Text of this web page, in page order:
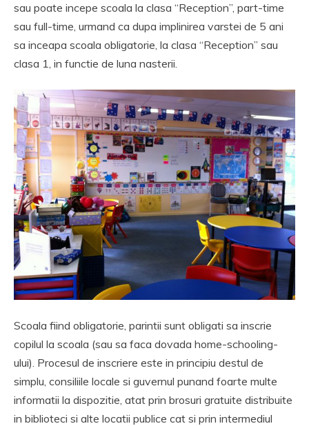
sau poate incepe scoala la clasa “Reception”, part-time
sau full-time, urmand ca dupa implinirea varstei de 5 ani
sa inceapa scoala obligatorie, la clasa “Reception” sau
clasa 1, in functie de luna nasterii.
Scoala fiind obligatorie, parintii sunt obligati sa inscrie
copilul la scoala (sau sa faca dovada home-schooling-
ului). Procesul de inscriere este in principiu destul de
simplu, consiliile locale si guvernul punand foarte multe
informatii la dispozitie, atat prin brosuri gratuite distribuite
in biblioteci si alte locatii publice cat si prin intermediul